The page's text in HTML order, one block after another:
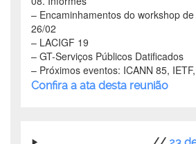
– Encaminhamentos do workshop
26/02
– LACIGF 19
– GT-Serviços Públicos Datificados
– Próximos eventos: ICANN 85,
Confira a ata desta reunião